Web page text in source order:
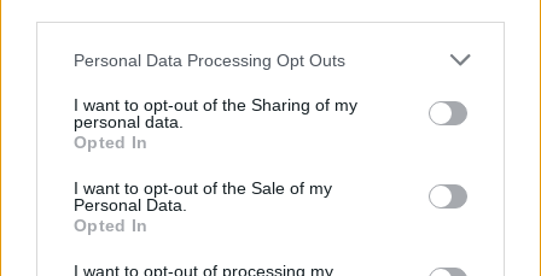
Please note that this website/app uses one or more Google
not limited to your visit or usage behaviour. You may click to
grant or deny consent to Google and its third-party tags to
use your data for below specified purposes in below Google
consent section.
Personal Data Processing Opt Outs
I want to opt-out of the Sharing of my
personal data.
Opted In
I want to opt-out of the Sale of my
Personal Data.
Opted In
I want to opt-out of processing my
LIFESTYLE